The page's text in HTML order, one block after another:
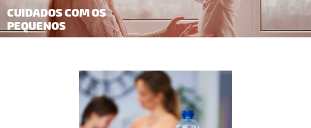
CUIDADOS COM OS
PEQUENOS